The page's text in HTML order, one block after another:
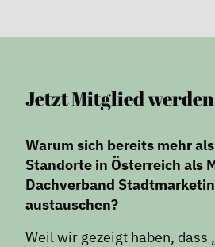
Jetzt Mitglied werden
Warum sich bereits mehr
Standorte in Österreich als
Dachverband
austauschen?
Weil wir gezeigt haben, dass